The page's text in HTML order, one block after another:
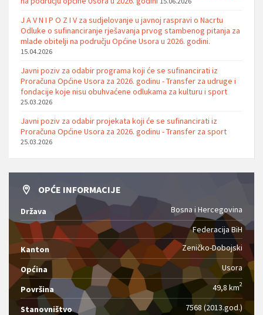
J A V N I P O Z I V za sudjelovanje u javnoj raspravi o Nacrtu
Odluke o sufinanciranje rješavanja prvog stambenog pitanja za
mlade obitelji na području Općine Usora u 2026. godini.
15.04.2026
Javni poziv za odabir programa koji će se sufinancirati iz
Proračuna Općine Usora za 2026. godinu - Transfer za udruge i
fondacije koje nisu obuhvaćene odlukama za kulturu i sport
25.03.2026
Javni poziv za odabir projekata koji će se sufinancirati iz
Proračuna Općine Usora za 2026. godinu - Transfer za sport
25.03.2026
OPĆE INFORMACIJE
Država
Bosna i Hercegovina
Federacija BiH
Kanton
Zeničko-Dobojski
Općina Usora
Površina 49,8 km2
Stanovništvo 7568 (2013.god.)